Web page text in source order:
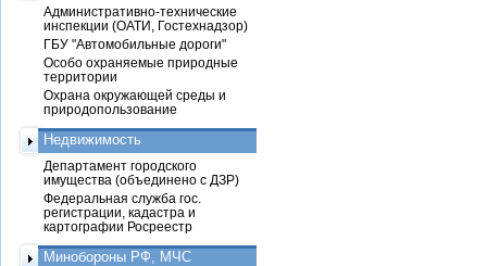
Административно-технические
инспекции (ОАТИ, Гостехнадзор)
ГБУ "Автомобильные дороги"
Особо охраняемые природные
территории
Охрана окружающей среды и
природопользование
Недвижимость
Департамент городского
имущества (объединено с ДЗР)
Федеральная служба гос.
регистрации, кадастра и
картографии Росреестр
Минобороны РФ, МЧС